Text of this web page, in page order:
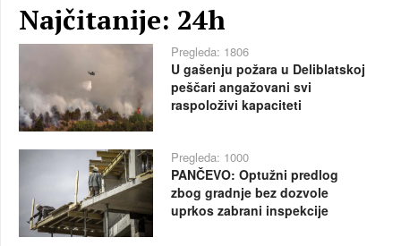
Najčitanije: 24h
Pregleda: 1806
U gašenju požara u Deliblatskoj
peščari angažovani svi
raspoloživi kapaciteti
Pregleda: 1000
PANČEVO: Optužni predlog
zbog gradnje bez dozvole
uprkos zabrani inspekcije